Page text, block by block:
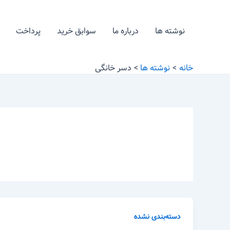
نوشته ها درباره ما سوابق خرید پرداخت
خانه نوشته ها دسر خانگی
دسته‌بندی نشده